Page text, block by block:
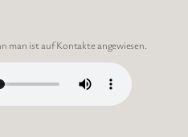
man ist auf Kontakte angewiesen.